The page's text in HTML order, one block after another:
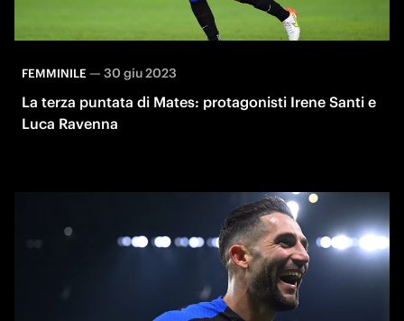
FEMMINILE— 30 giu 2023
La terza puntata di Mates: protagonisti Irene Santi e
Luca Ravenna